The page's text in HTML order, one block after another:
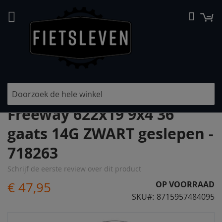
naar
de
Velg Sparta 28" Rodi
Freeway 622x19 9x4 36
gaats 14G ZWART geslepen -
718263
Schrijf de eerste review over dit product
€ 47,95
OP VOORRAAD
SKU
8715957484095